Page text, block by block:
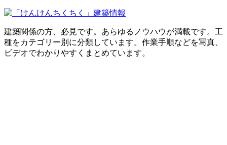
建築関係の方、必見です。あらゆるノウハウが満載です。工
種をカテゴリー別に分類しています。作業手順などを写真、
ビデオでわかりやすくまとめています。